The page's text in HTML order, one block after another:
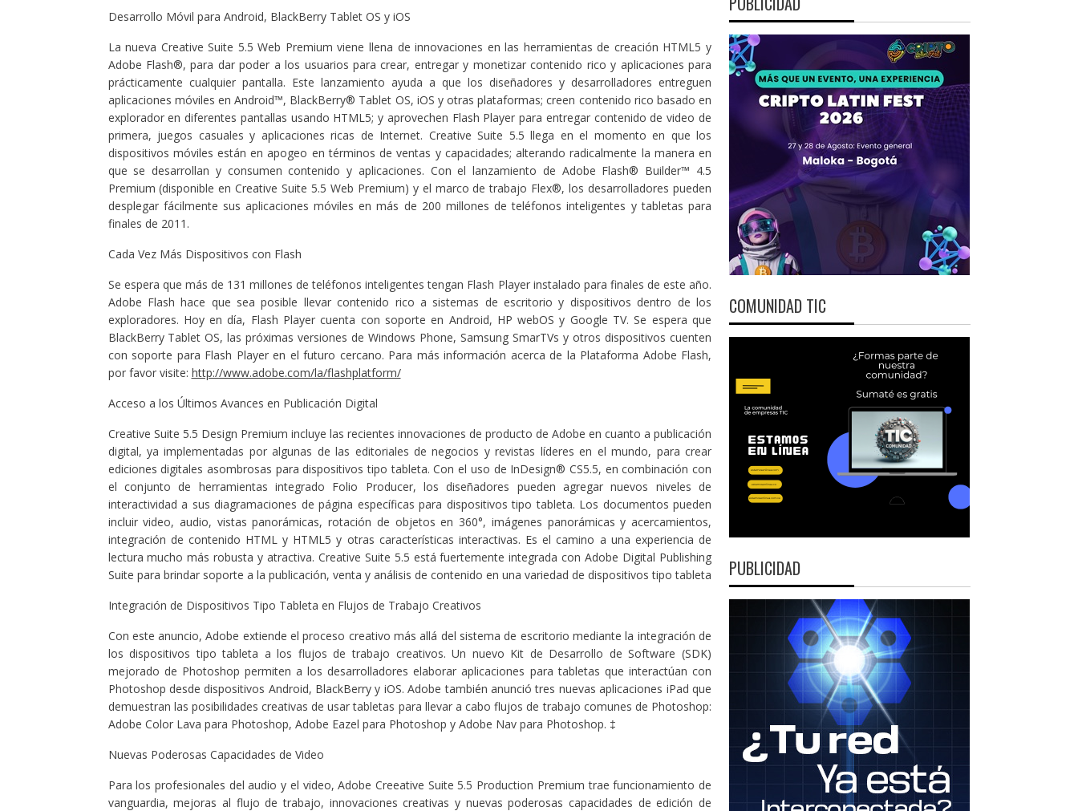
Desarrollo Móvil para Android, BlackBerry Tablet OS y iOS
La nueva Creative Suite 5.5 Web Premium viene llena de innovaciones en las herramientas de creación HTML5 y
Adobe Flash®, para dar poder a los usuarios para crear, entregar y monetizar contenido rico y aplicaciones para
prácticamente cualquier pantalla. Este lanzamiento ayuda a que los diseñadores y desarrolladores entreguen
aplicaciones móviles en Android™, BlackBerry® Tablet OS, iOS y otras plataformas; creen contenido rico basado en
explorador en diferentes pantallas usando HTML5; y aprovechen Flash Player para entregar contenido de video de
primera, juegos casuales y aplicaciones ricas de Internet. Creative Suite 5.5 llega en el momento en que los
dispositivos móviles están en apogeo en términos de ventas y capacidades; alterando radicalmente la manera en
que se desarrollan y consumen contenido y aplicaciones. Con el lanzamiento de Adobe Flash® Builder™ 4.5
Premium (disponible en Creative Suite 5.5 Web Premium) y el marco de trabajo Flex®, los desarrolladores pueden
desplegar fácilmente sus aplicaciones móviles en más de 200 millones de teléfonos inteligentes y tabletas para
finales de 2011.
Cada Vez Más Dispositivos con Flash
Se espera que más de 131 millones de teléfonos inteligentes tengan Flash Player instalado para finales de este año.
Adobe Flash hace que sea posible llevar contenido rico a sistemas de escritorio y dispositivos dentro de los
exploradores. Hoy en día, Flash Player cuenta con soporte en Android, HP webOS y Google TV. Se espera que
BlackBerry Tablet OS, las próximas versiones de Windows Phone, Samsung SmarTVs y otros dispositivos cuenten
con soporte para Flash Player en el futuro cercano. Para más información acerca de la Plataforma Adobe Flash,
por favor visite: http://www.adobe.com/la/flashplatform/
Acceso a los Últimos Avances en Publicación Digital
Creative Suite 5.5 Design Premium incluye las recientes innovaciones de producto de Adobe en cuanto a publicación
digital, ya implementadas por algunas de las editoriales de negocios y revistas líderes en el mundo, para crear
ediciones digitales asombrosas para dispositivos tipo tableta. Con el uso de InDesign® CS5.5, en combinación con
el conjunto de herramientas integrado Folio Producer, los diseñadores pueden agregar nuevos niveles de
interactividad a sus diagramaciones de página específicas para dispositivos tipo tableta. Los documentos pueden
incluir video, audio, vistas panorámicas, rotación de objetos en 360°, imágenes panorámicas y acercamientos,
integración de contenido HTML y HTML5 y otras características interactivas. Es el camino a una experiencia de
lectura mucho más robusta y atractiva. Creative Suite 5.5 está fuertemente integrada con Adobe Digital Publishing
Suite para brindar soporte a la publicación, venta y análisis de contenido en una variedad de dispositivos tipo tableta
Integración de Dispositivos Tipo Tableta en Flujos de Trabajo Creativos
Con este anuncio, Adobe extiende el proceso creativo más allá del sistema de escritorio mediante la integración de
los dispositivos tipo tableta a los flujos de trabajo creativos. Un nuevo Kit de Desarrollo de Software (SDK)
mejorado de Photoshop permiten a los desarrolladores elaborar aplicaciones para tabletas que interactúan con
Photoshop desde dispositivos Android, BlackBerry y iOS. Adobe también anunció tres nuevas aplicaciones iPad que
demuestran las posibilidades creativas de usar tabletas para llevar a cabo flujos de trabajo comunes de Photoshop:
Adobe Color Lava para Photoshop, Adobe Eazel para Photoshop y Adobe Nav para Photoshop. ‡
Nuevas Poderosas Capacidades de Video
Para los profesionales del audio y el video, Adobe Creeative Suite 5.5 Production Premium trae funcionamiento de
vanguardia, mejoras al flujo de trabajo, innovaciones creativas y nuevas poderosas capacidades de edición de
COMUNIDAD TIC
PUBLICIDAD